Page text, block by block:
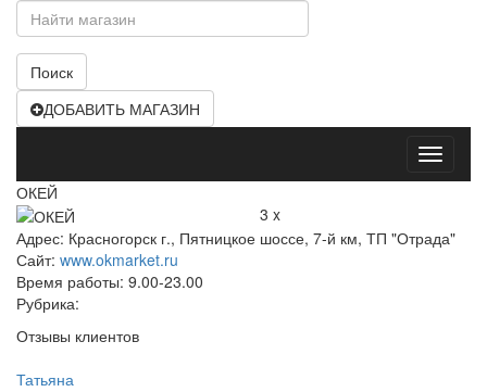
Поиск
ДОБАВИТЬ МАГАЗИН
Открыть
меню
ОКЕЙ
3 x
Адрес: Красногорск г., Пятницкое шоссе, 7-й км, ТП "Отрада"
Сайт: www.okmarket.ru
Время работы: 9.00-23.00
Рубрика:
Отзывы клиентов
Татьяна